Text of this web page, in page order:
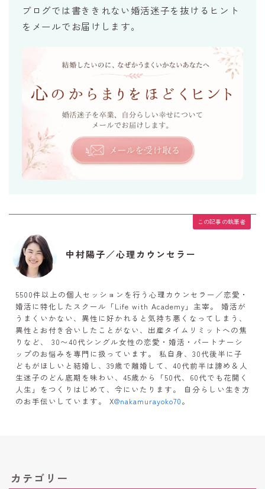
ブログでは書ききれない婚活迷子を抜けるヒント
をメールでお届けします。
この記事の執筆者
中村陽子／心理カウンセラー
5500件以上の個人セッションを行う心理カウンセラー／恋愛・
婚活に特化したスクール「Life with Academy」主宰。 婚活が
うまくいかない、異性に好かれると気持ち悪くなってしまう、
異性とお付き合いしたことがない、出産タイムリミットへの焦
りなど、 30〜40代シングル女性の恋愛・婚活・パートナーシ
ップのお悩みを専門に扱っています。 私自身、30代後半に子
どもがほしいと結婚し、39歳で離婚して、40代前半は諦め＆人
生迷子のどん底期を味わい、45歳から「50代、60代でも花開く
人生」をつくりはじめて、今にいたります。 自分らしい生き方
のお手伝いしています。 X@nakamurayoko70。
カテゴリー